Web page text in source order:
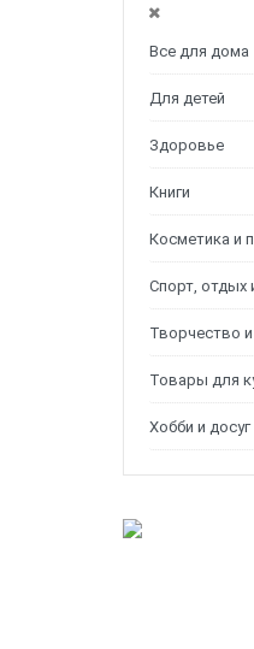
Все для дома
Для детей
Здоровье
Книги
Косметика и
Спорт, отдых
Творчество
Товары для
Хобби и досуг